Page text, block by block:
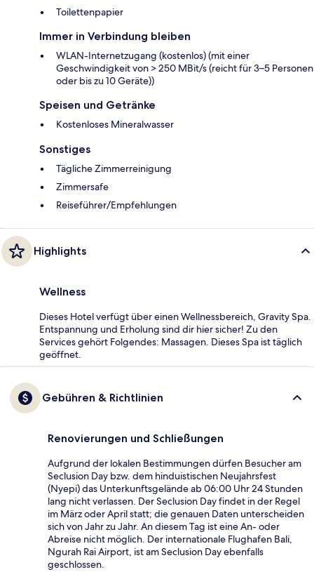
Toilettenpapier
Immer in Verbindung bleiben
WLAN-Internetzugang (kostenlos) (mit einer
Geschwindigkeit von > 250 MBit/s (reicht für 3–5 Personen
oder bis zu 10 Geräte))
Speisen und Getränke
Kostenloses Mineralwasser
Sonstiges
Tägliche Zimmerreinigung
Zimmersafe
Reiseführer/Empfehlungen
Highlights
Wellness
Dieses Hotel verfügt über einen Wellnessbereich, Gravity Spa.
Entspannung und Erholung sind dir hier sicher! Zu den
Services gehört Folgendes: Massagen. Dieses Spa ist täglich
geöffnet.
Gebühren & Richtlinien
Renovierungen und Schließungen
Aufgrund der lokalen Bestimmungen dürfen Besucher am
Seclusion Day bzw. dem hinduistischen Neujahrsfest
(Nyepi) das Unterkunftsgelände ab 06:00 Uhr 24 Stunden
lang nicht verlassen. Der Seclusion Day findet in der Regel
im März oder April statt; die genauen Daten unterscheiden
sich von Jahr zu Jahr. An diesem Tag ist eine An- oder
Abreise nicht möglich. Der internationale Flughafen Bali,
Ngurah Rai Airport, ist am Seclusion Day ebenfalls
geschlossen.